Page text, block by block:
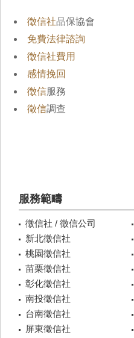
徵信社品保協會
免費法律諮詢
徵信社費用
感情挽回
徵信服務
徵信調查
服務範疇
徵信社 / 徵信公司
新北徵信社
桃園徵信社
苗栗徵信社
彰化徵信社
南投徵信社
台南徵信社
屏東徵信社